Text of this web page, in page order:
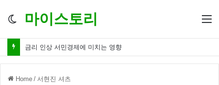
Switch
마이스토리
금리 인상 서민경제에 미치는 영향
Home / 서현진 셔츠